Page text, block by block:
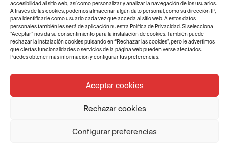
accesibilidad al sitio web, así como personalizar y analizar la navegación de los usuarios.
A través de las cookies, podemos almacenar algún dato personal, como su dirección IP,
para identificarle como usuario cada vez que acceda al sitio web. A estos datos
personales también les será de aplicación nuestra Política de Privacidad. Si selecciona
“Aceptar” nos da su consentimiento para la instalación de cookies. También puede
rechazar la instalación cookies pulsando en “Rechazar las cookies”, pero le advertimos
que ciertas funcionalidades o servicios de la página web pueden verse afectados.
Puedes obtener más información y configurar tus preferencias.
Aceptar cookies
Rechazar cookies
Configurar preferencias
Pertenecemosa
Aviso legal